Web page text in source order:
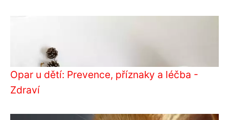
Opar u dětí: Prevence, příznaky a léčba -
Zdraví